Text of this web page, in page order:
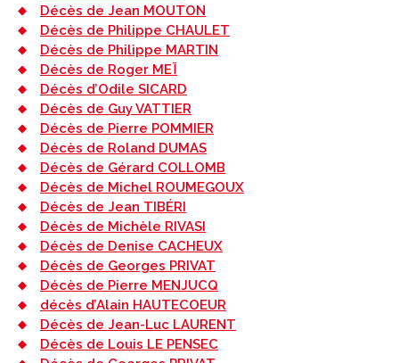
Décès de Jean MOUTON
Décès de Philippe CHAULET
Décès de Philippe MARTIN
Décès de Roger MEÏ
Décès d’Odile SICARD
Décès de Guy VATTIER
Décès de Pierre POMMIER
Décès de Roland DUMAS
Décès de Gérard COLLOMB
Décès de Michel ROUMEGOUX
Décès de Jean TIBÉRI
Décès de Michèle RIVASI
Décès de Denise CACHEUX
Décès de Georges PRIVAT
Décès de Pierre MENJUCQ
décès d’Alain HAUTECOEUR
Décès de Jean-Luc LAURENT
Décès de Louis LE PENSEC